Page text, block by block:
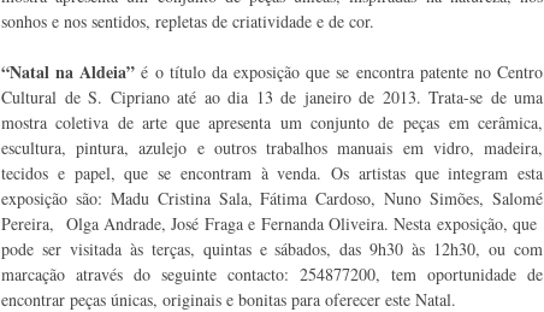
sonhos e nos sentidos, repletas de criatividade e de cor.
“Natal na Aldeia” é o título da exposição que se encontra patente no Centro
Cultural de S. Cipriano até ao dia 13 de janeiro de 2013. Trata-se de uma
mostra coletiva de arte que apresenta um conjunto de peças em cerâmica,
escultura, pintura, azulejo e outros trabalhos manuais em vidro, madeira,
tecidos e papel, que se encontram à venda. Os artistas que integram esta
exposição são: Madu Cristina Sala, Fátima Cardoso, Nuno Simões, Salomé
Pereira, Olga Andrade, José Fraga e Fernanda Oliveira. Nesta exposição, que
pode ser visitada às terças, quintas e sábados, das 9h30 às 12h30, ou com
marcação através do seguinte contacto: 254877200, tem oportunidade de
encontrar peças únicas, originais e bonitas para oferecer este Natal.